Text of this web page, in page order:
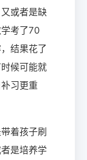
或者是缺
考了70
结果花了
候可能就
习更重
着孩子刷
是培养学